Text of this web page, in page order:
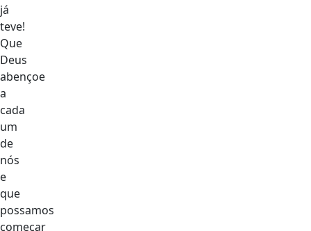
já
teve!
Que
Deus
abençoe
a
cada
um
de
nós
e
que
possamos
começar